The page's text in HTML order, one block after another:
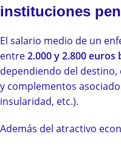
instituciones
El salario medio de un
entre2.000 y 2.800
dependiendo del
y complementos
insularidad, etc.).
Además del atractivo